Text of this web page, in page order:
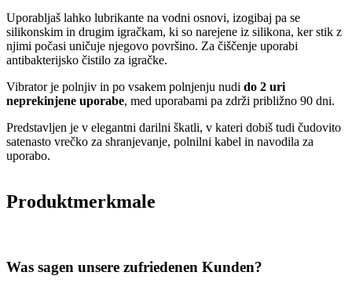
Uporabljaš lahko lubrikante na vodni osnovi, izogibaj pa se
silikonskim in drugim igračkam, ki so narejene iz silikona, ker stik z
njimi počasi uničuje njegovo površino. Za čiščenje uporabi
antibakterijsko čistilo za igračke.
Vibrator je polnjiv in po vsakem polnjenju nudi do 2 uri
neprekinjene uporabe, med uporabami pa zdrži približno 90 dni.
Predstavljen je v elegantni darilni škatli, v kateri dobiš tudi čudovito
satenasto vrečko za shranjevanje, polnilni kabel in navodila za
uporabo.
Produktmerkmale
Was sagen unsere zufriedenen Kunden?